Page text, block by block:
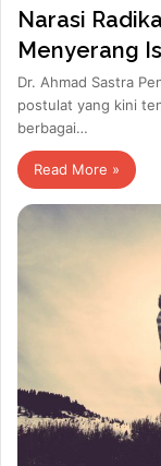
Narasi
Menyerang
Dr. Ahmad Sastra
postulat yang kini
berbagai…
Read More »